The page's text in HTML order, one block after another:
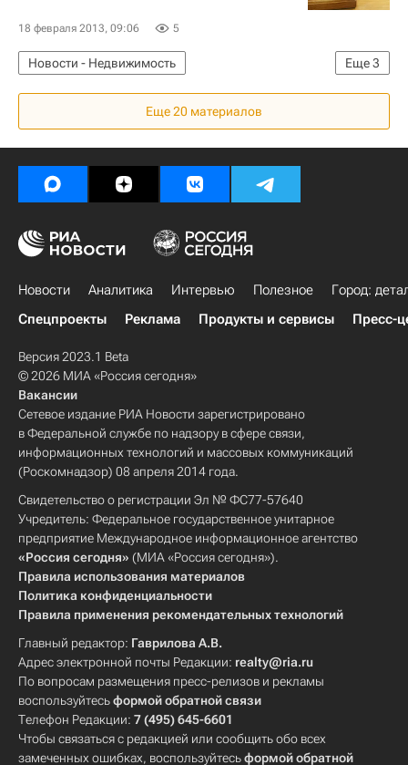
18 февраля 2013, 09:06 5
Еще3
Новости - Недвижимость
Управделами президента
Аукцион
Россия
Еще 20 материалов
Новости Аналитика Интервью Полезное
Город:
Спецпроекты
Реклама Продукты и сервисы Пресс-
Версия 2023.1 Beta
© 2026 МИА «Россия сегодня»
Вакансии
Сетевое издание РИА Новости зарегистрировано
в Федеральной службе по надзору в сфере связи,
информационных технологий и массовых коммуникаций
(Роскомнадзор) 08 апреля 2014 года.
Свидетельство о регистрации Эл № ФС77-57640
Учредитель: Федеральное государственное унитарное
предприятие Международное информационное агентство
«Россия сегодня» (МИА «Россия сегодня»).
Правила использования материалов
Политика конфиденциальности
Правила применения рекомендательных технологий
Главный редактор: Гаврилова А.В.
Адрес электронной почты Редакции: realty@ria.ru
По вопросам размещения пресс-релизов и рекламы
воспользуйтесьформой обратной связи
Телефон Редакции: 7 (495) 645-6601
Чтобы связаться с редакцией или сообщить обо всех
замеченных ошибках, воспользуйтесьформой обратной